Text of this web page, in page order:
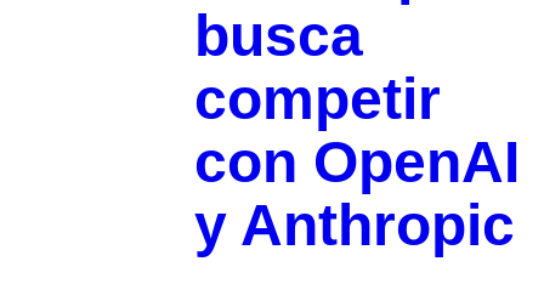
busca
competir
con OpenAI
y Anthropic